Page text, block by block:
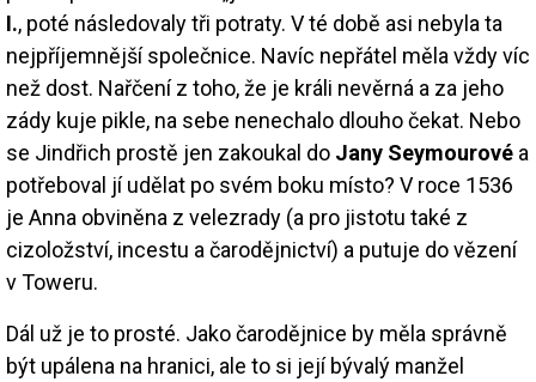
I., poté následovaly tři potraty. V té době asi nebyla ta
nejpříjemnější společnice. Navíc nepřátel měla vždy víc
než dost. Nařčení z toho, že je králi nevěrná a za jeho
zády kuje pikle, na sebe nenechalo dlouho čekat. Nebo
se Jindřich prostě jen zakoukal do Jany Seymourové a
potřeboval jí udělat po svém boku místo? V roce 1536
je Anna obviněna z velezrady (a pro jistotu také z
cizoložství, incestu a čarodějnictví) a putuje do vězení
v Toweru.
Dál už je to prosté. Jako čarodějnice by měla správně
být upálena na hranici, ale to si její bývalý manžel